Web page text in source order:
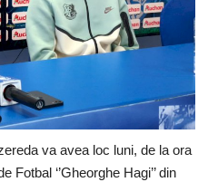
va avea loc luni, de la ora
Fotbal ‘’Gheorghe Hagi’’ din